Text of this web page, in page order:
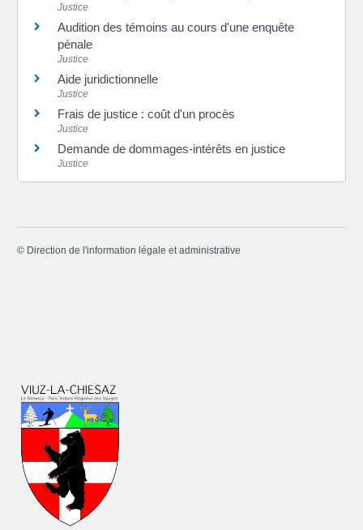
Justice
Audition des témoins au cours d'une enquête
pénale
Justice
Aide juridictionnelle
Justice
Frais de justice : coût d'un procès
Justice
Demande de dommages-intérêts en justice
Justice
© Direction de l'information légale et administrative